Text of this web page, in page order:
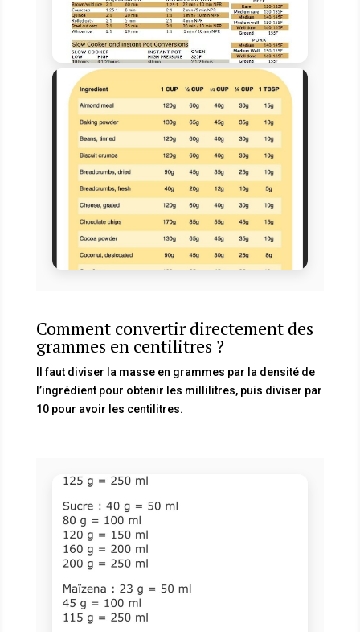
Comment convertir directement des
grammes en centilitres ?
Il faut diviser la masse en grammes par la densité de
l’ingrédient pour obtenir les millilitres, puis diviser par
10 pour avoir les centilitres.